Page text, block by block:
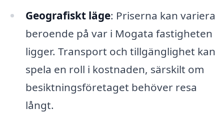
Geografiskt läge: Priserna kan variera
beroende på var i Mogata fastigheten
ligger. Transport och tillgänglighet kan
spela en roll i kostnaden, särskilt om
besiktningsföretaget behöver resa
långt.